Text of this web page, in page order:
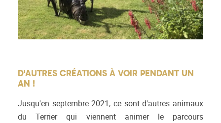
D'AUTRES CRÉATIONS À VOIR PENDANT UN
AN !
Jusqu'en septembre 2021, ce sont d'autres animaux
du Terrier qui viennent animer le parcours